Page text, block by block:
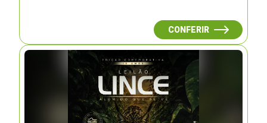
CONFERIR